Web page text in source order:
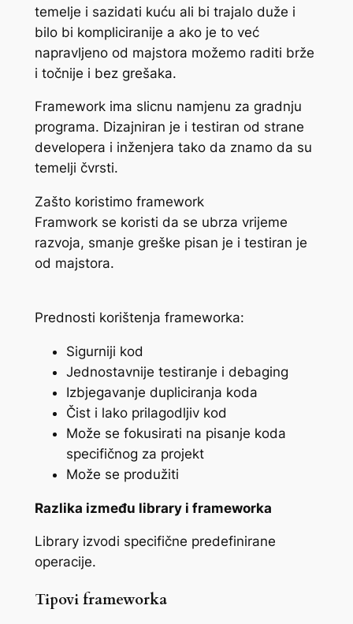
temelje i sazidati kuću ali bi trajalo duže i
bilo bi kompliciranije a ako je to već
napravljeno od majstora možemo raditi brže
i točnije i bez grešaka.
Framework ima slicnu namjenu za gradnju
programa. Dizajniran je i testiran od strane
developera i inženjera tako da znamo da su
temelji čvrsti.
Zašto koristimo framework
Framwork se koristi da se ubrza vrijeme
razvoja, smanje greške pisan je i testiran je
od majstora.
Prednosti korištenja frameworka:
Sigurniji kod
Jednostavnije testiranje i debaging
Izbjegavanje dupliciranja koda
Čist i lako prilagodljiv kod
Može se fokusirati na pisanje koda
specifičnog za projekt
Može se produžiti
Razlika između library i frameworka
Library izvodi specifične predefinirane
operacije.
Tipovi frameworka